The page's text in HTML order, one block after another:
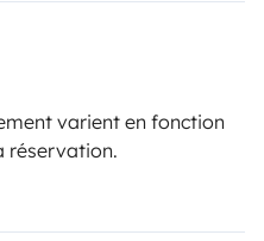
varient en fonction
réservation.